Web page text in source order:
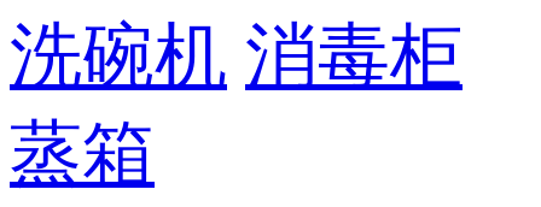
洗碗机 消毒柜
蒸箱